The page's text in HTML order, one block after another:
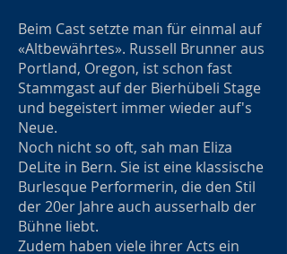
Beim Cast setzte man für einmal auf
«Altbewährtes». Russell Brunner aus
Portland, Oregon, ist schon fast
Stammgast auf der Bierhübeli Stage
und begeistert immer wieder auf's
Neue.
Noch nicht so oft, sah man Eliza
DeLite in Bern. Sie ist eine klassische
Burlesque Performerin, die den Stil
der 20er Jahre auch ausserhalb der
Bühne liebt.
Zudem haben viele ihrer Acts ein